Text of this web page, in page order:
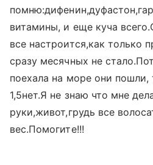
витамины, и еще куча
все настроится,как только
сразу месячных не
поехала на море они
1,5нет.Я не знаю что мне
руки,живот,грудь все
вес.Помогите!!!